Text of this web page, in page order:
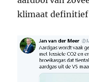
klimaat definitief